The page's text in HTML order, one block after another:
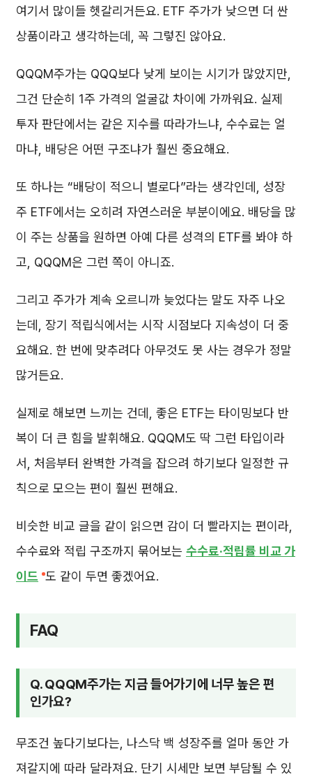
여기서 많이들 헷갈리거든요. ETF 주가가 낮으면 더 싼
상품이라고 생각하는데, 꼭 그렇진 않아요.
QQQM주가는 QQQ보다 낮게 보이는 시기가 많았지만,
그건 단순히 1주 가격의 얼굴값 차이에 가까워요. 실제
투자 판단에서는 같은 지수를 따라가느냐, 수수료는 얼
마냐, 배당은 어떤 구조냐가 훨씬 중요해요.
또 하나는 “배당이 적으니 별로다”라는 생각인데, 성장
주 ETF에서는 오히려 자연스러운 부분이에요. 배당을 많
이 주는 상품을 원하면 아예 다른 성격의 ETF를 봐야 하
고, QQQM은 그런 쪽이 아니죠.
그리고 주가가 계속 오르니까 늦었다는 말도 자주 나오
는데, 장기 적립식에서는 시작 시점보다 지속성이 더 중
요해요. 한 번에 맞추려다 아무것도 못 사는 경우가 정말
많거든요.
실제로 해보면 느끼는 건데, 좋은 ETF는 타이밍보다 반
복이 더 큰 힘을 발휘해요. QQQM도 딱 그런 타입이라
서, 처음부터 완벽한 가격을 잡으려 하기보다 일정한 규
칙으로 모으는 편이 훨씬 편해요.
비슷한 비교 글을 같이 읽으면 감이 더 빨라지는 편이라,
수수료와 적립 구조까지 묶어보는 수수료·적립률 비교 가
이드 도 같이 두면 좋겠어요.
FAQ
Q. QQQM주가는 지금 들어가기에 너무 높은 편
인가요?
무조건 높다기보다는, 나스닥 백 성장주를 얼마 동안 가
져갈지에 따라 달라져요. 단기 시세만 보면 부담될 수 있